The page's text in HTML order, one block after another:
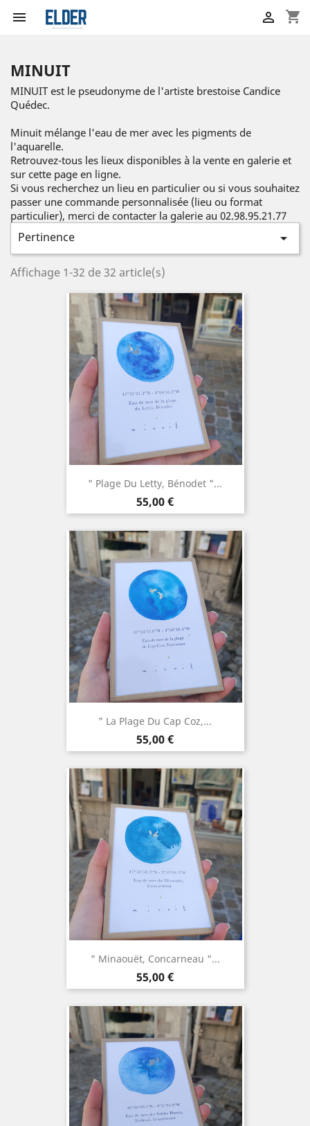
 shopping_cart

MINUIT
MINUIT est le pseudonyme de l'artiste brestoise Candice
Quédec.
Minuit mélange l'eau de mer avec les pigments de
l'aquarelle.
Retrouvez-tous les lieux disponibles à la vente en galerie et
sur cette page en ligne.
Si vous recherchez un lieu en particulier ou si vous souhaitez
passer une commande personnalisée (lieu ou format
particulier), merci de contacter la galerie au 02.98.95.21.77
Pertinence 
Affichage 1-32 de 32 article(s)
" Plage Du Letty, Bénodet "...
Prix
55,00 €
" La Plage Du Cap Coz,...
Prix
55,00 €
" Minaouët, Concarneau "...
Prix
55,00 €